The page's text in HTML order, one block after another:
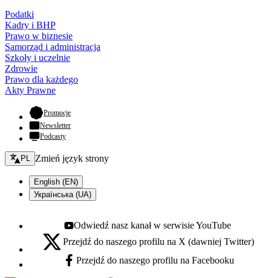
Podatki
Kadry i BHP
Prawo w biznesie
Samorząd i administracja
Szkoły i uczelnie
Zdrowie
Prawo dla każdego
Akty Prawne
Promocje- otwiera się w nowej karcie
Newsletter
Podcasty
Zmień język - bieżący:
PL Zmień język strony
English (EN)
Українська (UA)
Youtube - otwiera się w nowej karcie
Odwiedź nasz kanał w serwisie YouTube
X - otwiera się w nowej karcie
Przejdź do naszego profilu na X (dawniej Twitter)
Facebook - otwiera się w nowej karcie
Przejdź do naszego profilu na Facebooku